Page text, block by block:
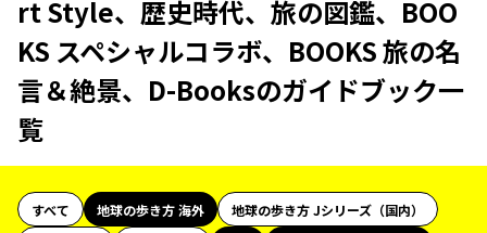
rt Style、歴史時代、旅の図鑑、BOO
KS スペシャルコラボ、BOOKS 旅の名
言＆絶景、D-Booksのガイドブック一
覧
すべて 地球の歩き方 海外
地球の歩き方 Jシリーズ（国内）